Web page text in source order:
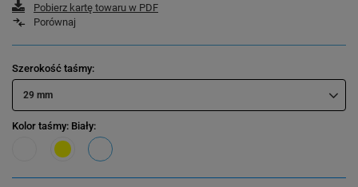
Pobierz kartę towaru w PDF
Porównaj
Szerokość taśmy
29 mm
Kolor taśmy: Biały